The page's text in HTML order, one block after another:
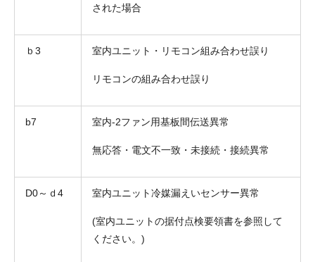
された場合
ｂ3 室内ユニット・リモコン組み合わせ誤り
リモコンの組み合わせ誤り
b7 室内-2ファン用基板間伝送異常
無応答・電文不一致・未接続・接続異常
D0～ｄ4 室内ユニット冷媒漏えいセンサー異常
(室内ユニットの据付点検要領書を参照して
ください。)